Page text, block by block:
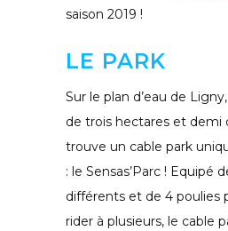
saison 2019 !
LE PARK
Sur le plan d’eau de
de trois hectares et demi
trouve un cable park
: le Sensas’Parc ! Equipé
différents et de 4 poulies
rider à plusieurs, le cable